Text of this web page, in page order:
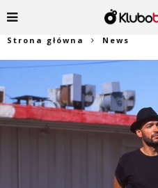
Strona główna News